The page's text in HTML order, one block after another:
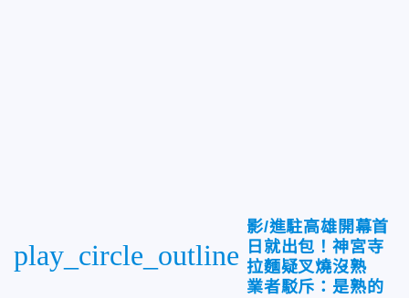
play_circle_outline
影/進駐高雄開幕首
日就出包！神宮寺
拉麵疑叉燒沒熟
業者駁斥：是熟的